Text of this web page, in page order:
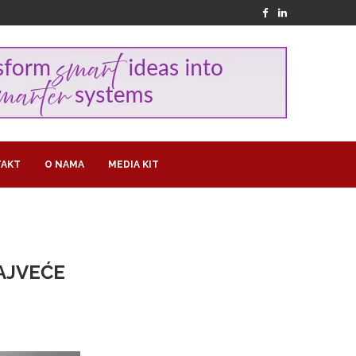
O NAMA MEDIA KIT